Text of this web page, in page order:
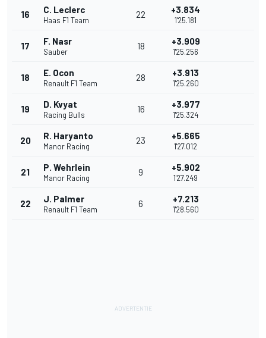
16 C. Leclerc
Haas F1 Team
22 +3.834
1'25.181
17 F. Nasr
Sauber
18 +3.909
1'25.256
18 E. Ocon
Renault F1 Team
28 +3.913
1'25.260
19 D. Kvyat
Racing Bulls
16 +3.977
1'25.324
20 R. Haryanto
Manor Racing
23 +5.665
1'27.012
21 P. Wehrlein
Manor Racing
9 +5.902
1'27.249
22 J. Palmer
Renault F1 Team
6 +7.213
1'28.560